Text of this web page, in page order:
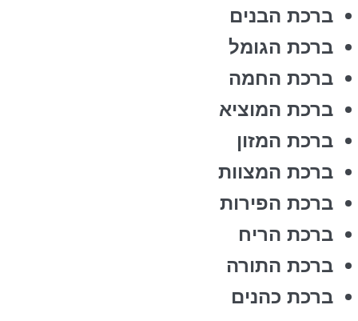
ברכת הבנים
ברכת הגומל
ברכת החמה
ברכת המוציא
ברכת המזון
ברכת המצוות
ברכת הפירות
ברכת הריח
ברכת התורה
ברכת כהנים